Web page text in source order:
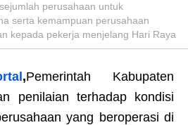
perusahaan untuk
serta kemampuan perusahaan
kepada pekerja menjelang Hari Raya
,Pemerintah Kabupaten
penilaian terhadap kondisi
yang beroperasi di